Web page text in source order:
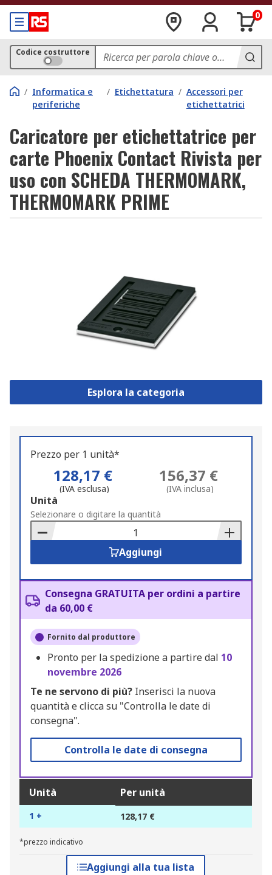
0
Codice costruttore
/ Informatica e
periferiche
/ Etichettatura / Accessori per
etichettatrici
Caricatore per etichettatrice per
carte Phoenix Contact Rivista per
uso con SCHEDA THERMOMARK,
THERMOMARK PRIME
Esplora la categoria
Prezzo per 1 unità*
128,17 €
(IVA esclusa)
156,37 €
(IVA inclusa)
Add
to
Basket
Unità
Selezionare o digitare la quantità
Aggiungi
Consegna GRATUITA per ordini a partire
da 60,00 €
Fornito dal produttore
Pronto per la spedizione a partire dal 10
novembre 2026
Te ne servono di più? Inserisci la nuova
quantità e clicca su "Controlla le date di
consegna".
Controlla le date di consegna
Unità Per unità
1 + 128,17 €
*prezzo indicativo
Aggiungi alla tua lista